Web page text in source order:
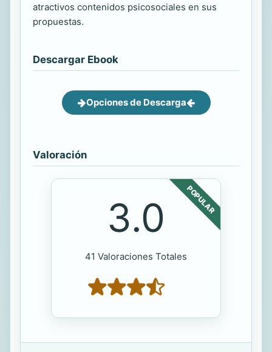
atractivos contenidos psicosociales en sus
propuestas.
Descargar Ebook
Opciones de Descarga
Valoración
POPULAR
3.0
41 Valoraciones Totales